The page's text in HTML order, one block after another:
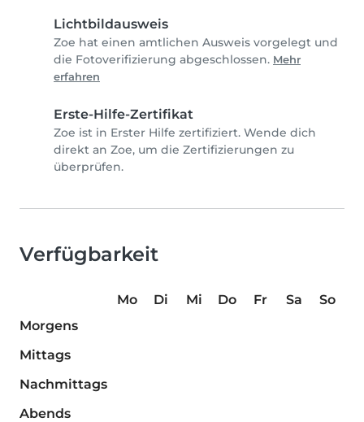
Lichtbildausweis
Zoe hat einen amtlichen Ausweis vorgelegt und
die Fotoverifizierung abgeschlossen. Mehr
erfahren
Erste-Hilfe-Zertifikat
Zoe ist in Erster Hilfe zertifiziert. Wende dich
direkt an Zoe, um die Zertifizierungen zu
überprüfen.
Verfügbarkeit
Mo Di Mi Do Fr Sa
So
Morgens
Mittags
Nachmittags
Abends